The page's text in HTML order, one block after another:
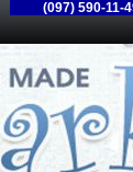
(097) 590-11-